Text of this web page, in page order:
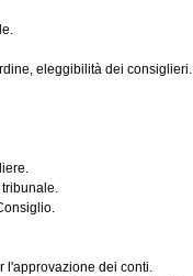
eleggibilità dei consiglieri.
l'approvazione dei conti.